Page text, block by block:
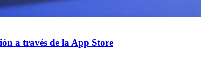
a través de la App Store